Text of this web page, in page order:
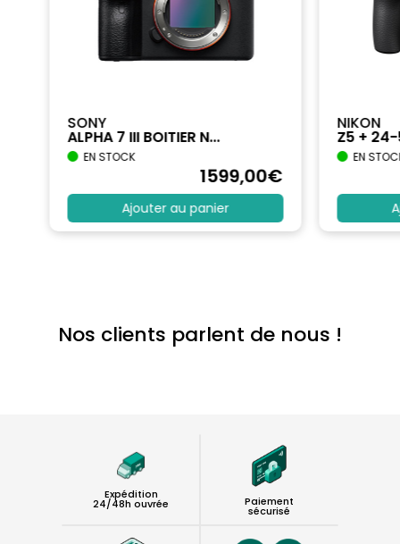
SONY
ALPHA 7 III BOITIER N...
EN STOCK
1599,00€
Ajouter au panier
NIKON
Z5 +
EN
Nos clients parlent de nous !
Expédition
24/48h ouvrée Paiement
sécurisé